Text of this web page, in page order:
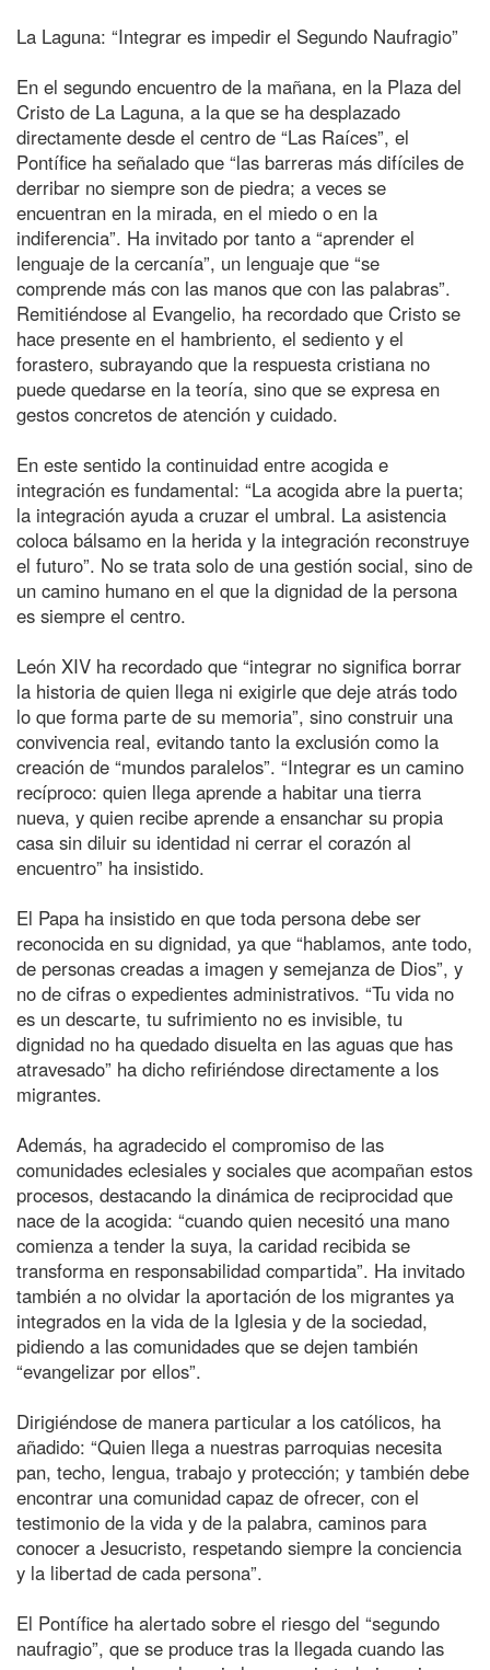
La Laguna: “Integrar es impedir el Segundo Naufragio”
En el segundo encuentro de la mañana, en la Plaza del
Cristo de La Laguna, a la que se ha desplazado
directamente desde el centro de “Las Raíces”, el
Pontífice ha señalado que “las barreras más difíciles de
derribar no siempre son de piedra; a veces se
encuentran en la mirada, en el miedo o en la
indiferencia”. Ha invitado por tanto a “aprender el
lenguaje de la cercanía”, un lenguaje que “se
comprende más con las manos que con las palabras”.
Remitiéndose al Evangelio, ha recordado que Cristo se
hace presente en el hambriento, el sediento y el
forastero, subrayando que la respuesta cristiana no
puede quedarse en la teoría, sino que se expresa en
gestos concretos de atención y cuidado.
En este sentido la continuidad entre acogida e
integración es fundamental: “La acogida abre la puerta;
la integración ayuda a cruzar el umbral. La asistencia
coloca bálsamo en la herida y la integración reconstruye
el futuro”. No se trata solo de una gestión social, sino de
un camino humano en el que la dignidad de la persona
es siempre el centro.
León XIV ha recordado que “integrar no significa borrar
la historia de quien llega ni exigirle que deje atrás todo
lo que forma parte de su memoria”, sino construir una
convivencia real, evitando tanto la exclusión como la
creación de “mundos paralelos”. “Integrar es un camino
recíproco: quien llega aprende a habitar una tierra
nueva, y quien recibe aprende a ensanchar su propia
casa sin diluir su identidad ni cerrar el corazón al
encuentro” ha insistido.
El Papa ha insistido en que toda persona debe ser
reconocida en su dignidad, ya que “hablamos, ante todo,
de personas creadas a imagen y semejanza de Dios”, y
no de cifras o expedientes administrativos. “Tu vida no
es un descarte, tu sufrimiento no es invisible, tu
dignidad no ha quedado disuelta en las aguas que has
atravesado” ha dicho refiriéndose directamente a los
migrantes.
Además, ha agradecido el compromiso de las
comunidades eclesiales y sociales que acompañan estos
procesos, destacando la dinámica de reciprocidad que
nace de la acogida: “cuando quien necesitó una mano
comienza a tender la suya, la caridad recibida se
transforma en responsabilidad compartida”. Ha invitado
también a no olvidar la aportación de los migrantes ya
integrados en la vida de la Iglesia y de la sociedad,
pidiendo a las comunidades que se dejen también
“evangelizar por ellos”.
Dirigiéndose de manera particular a los católicos, ha
añadido: “Quien llega a nuestras parroquias necesita
pan, techo, lengua, trabajo y protección; y también debe
encontrar una comunidad capaz de ofrecer, con el
testimonio de la vida y de la palabra, caminos para
conocer a Jesucristo, respetando siempre la conciencia
y la libertad de cada persona”.
El Pontífice ha alertado sobre el riesgo del “segundo
naufragio”, que se produce tras la llegada cuando las